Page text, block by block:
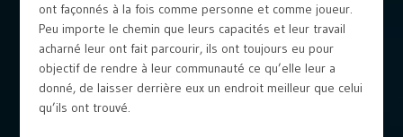
ont façonnés à la fois comme personne et comme joueur.
Peu importe le chemin que leurs capacités et leur travail
acharné leur ont fait parcourir, ils ont toujours eu pour
objectif de rendre à leur communauté ce qu’elle leur a
donné, de laisser derrière eux un endroit meilleur que celui
qu’ils ont trouvé.